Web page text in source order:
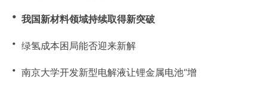
・ 我国新材料领域持续取得新突破
・ 绿氢成本困局能否迎来新解
・ 南京大学开发新型电解液让锂金属电池“增